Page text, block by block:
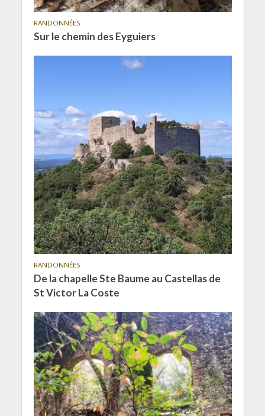
RANDONNÉES
Sur le chemin des Eyguiers
RANDONNÉES
De la chapelle Ste Baume au Castellas de
St Victor La Coste